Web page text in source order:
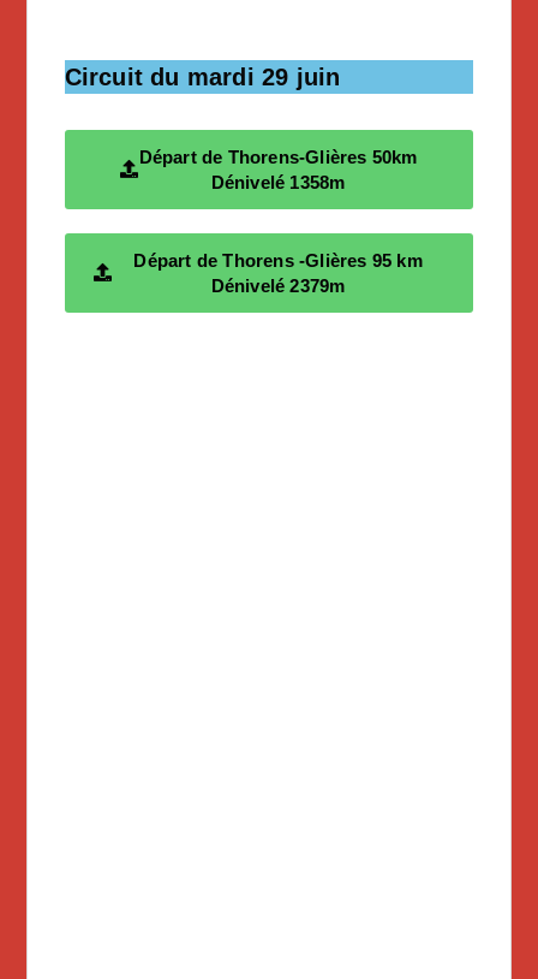
Circuit du mardi 29 juin
Départ de Thorens-Glières 50km
Dénivelé 1358m
Départ de Thorens -Glières 95 km
Dénivelé 2379m